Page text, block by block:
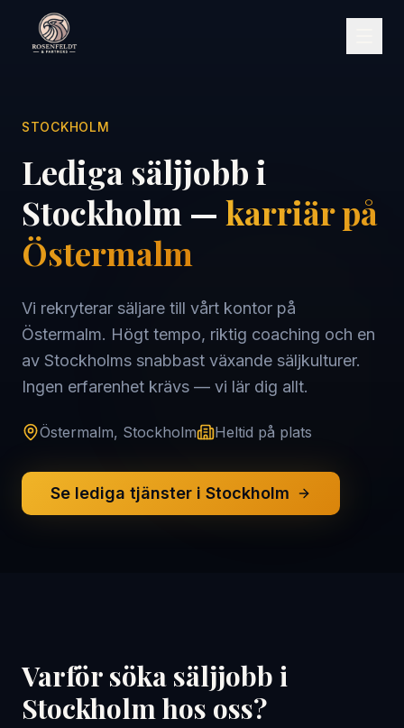
STOCKHOLM
Lediga säljjobb i
Stockholm — karriär på
Östermalm
Vi rekryterar säljare till vårt kontor på
Östermalm. Högt tempo, riktig coaching och en
av Stockholms snabbast växande säljkulturer.
Ingen erfarenhet krävs — vi lär dig allt.
Östermalm, Stockholm Heltid på plats
Se lediga tjänster i Stockholm
Varför söka säljjobb i
Stockholm hos oss?